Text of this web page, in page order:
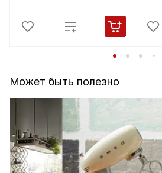
Может быть полезно